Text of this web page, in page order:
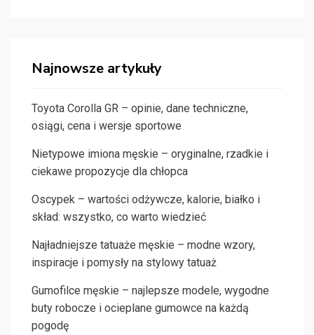
Najnowsze artykuły
Toyota Corolla GR – opinie, dane techniczne,
osiągi, cena i wersje sportowe
Nietypowe imiona męskie – oryginalne, rzadkie i
ciekawe propozycje dla chłopca
Oscypek – wartości odżywcze, kalorie, białko i
skład: wszystko, co warto wiedzieć
Najładniejsze tatuaże męskie – modne wzory,
inspiracje i pomysły na stylowy tatuaż
Gumofilce męskie – najlepsze modele, wygodne
buty robocze i ocieplane gumowce na każdą
pogodę